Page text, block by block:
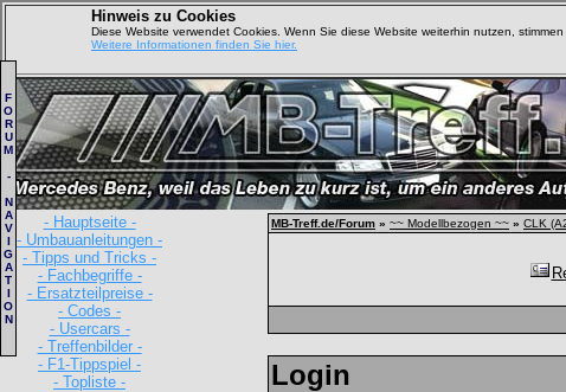
Hinweis zu Cookies
Diese Website verwendet Cookies. Wenn Sie diese Website weiterhin nutzen,
Weitere Informationen finden Sie hier.
- Hauptseite -
- Umbauanleitungen -
- Tipps und Tricks -
- Fachbegriffe -
- Ersatzteilpreise -
- Codes -
- Usercars -
- Treffenbilder -
- F1-Tippspiel -
- Topliste -
F
O
R
U
M
-
N
A
V
I
G
A
T
I
O
N
MB-Treff.de/Forum » ~~ Modellbezogen ~~ » CLK
Login